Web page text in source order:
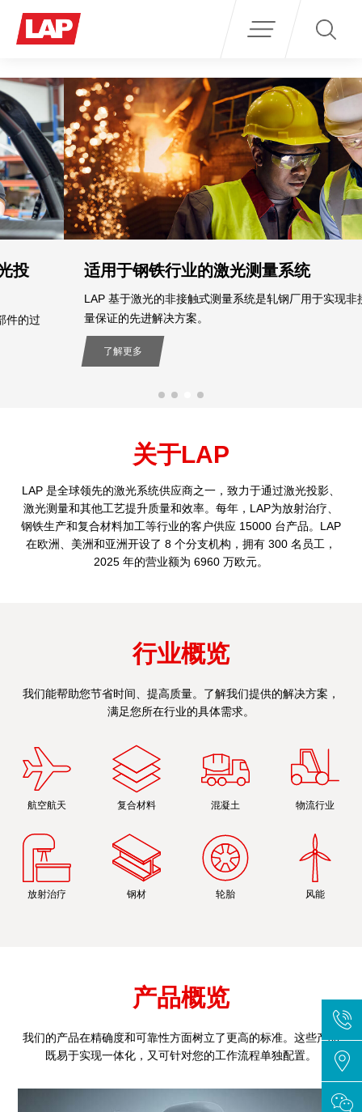
适用于钢铁行业的激光测量系统
LAP 基于激光的非接触式测量系统是轧钢厂用于实现非接触式质
量保证的先进解决方案。
关于LAP
LAP 是全球领先的激光系统供应商之一，致力于通过激光投影、
激光测量和其他工艺提升质量和效率。每年，LAP为放射治疗、
钢铁生产和复合材料加工等行业的客户供应 15000 台产品。LAP
在欧洲、美洲和亚洲开设了 8 个分支机构，拥有 300 名员工，
2025 年的营业额为 6960 万欧元。
行业概览
我们能帮助您节省时间、提高质量。了解我们提供的解决方案，
满足您所在行业的具体需求。
航空航天 复合材料 混凝土 物流行业
放射治疗 钢材 轮胎 风能
产品概览
我们的产品在精确度和可靠性方面树立了更高的标准。这些产品
既易于实现一体化，又可针对您的工作流程单独配置。